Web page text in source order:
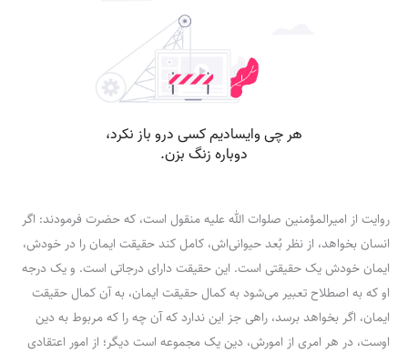
روایت از امیرالمؤمنین صلوات الله علیه منقول است، که حضرت فرمودند: اگر
انسان بخواهد، از نظر بُعد حیوانی‌اش، کامل کند حقیقت ایمان را در خودش،
ایمان خودش یک حقیقتی است. این حقیقت دارای درجاتی است. و یک درجه
او که به اصطلاح تعبیر می‌شود به کمال حقیقت ایمان، به آن کمال حقیقت
ایمان، اگر بخواهد برسد، راهی جز این ندارد که آن چه را که مربوط به دین
اوست، در هر امری از امورش، دین یک مجموعه است دیگر؛ از امور اعتقادی